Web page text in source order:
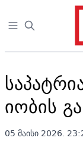
Open sidebar
იობის
05 მაისი 2026.